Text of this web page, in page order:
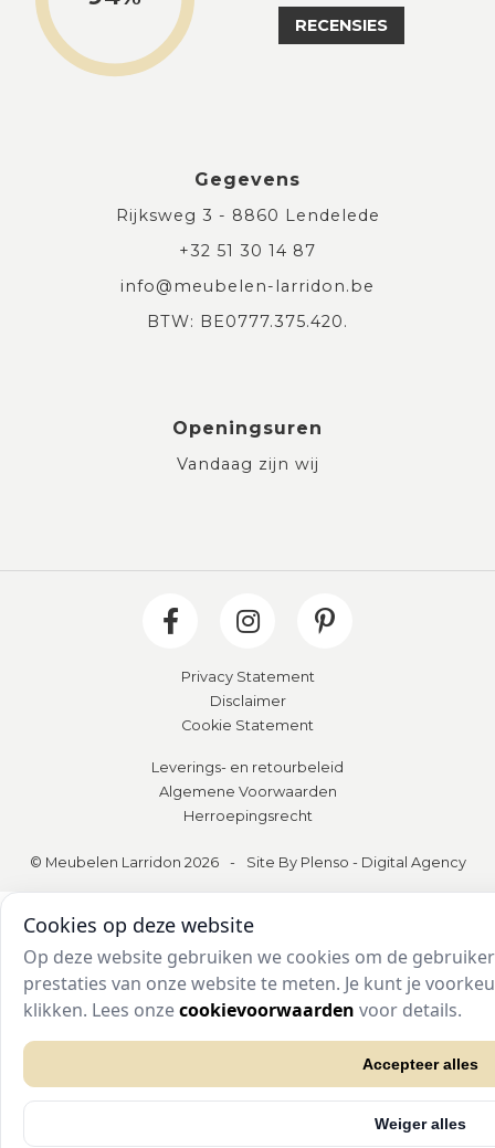
RECENSIES
Gegevens
Rijksweg 3 - 8860 Lendelede
+32 51 30 14 87
info@meubelen-larridon.be
BTW: BE0777.375.420.
Openingsuren
Vandaag zijn wij
Privacy Statement
Disclaimer
Cookie Statement
Leverings- en retourbeleid
Algemene Voorwaarden
Herroepingsrecht
© Meubelen Larridon 2026 - Site By Plenso - Digital Agency
Cookies op deze website
Op deze website gebruiken we cookies om de
prestaties van onze website te meten. Je kunt je
klikken. Lees onzecookievoorwaarden voor details.
Accepteer alles
Weiger alles